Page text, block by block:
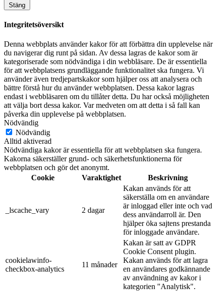
Stäng
Integritetsöversikt
Denna webbplats använder kakor för att förbättra din upplevelse när
du navigerar dig runt på sidan. Av dessa lagras de kakor som är
kategoriserade som nödvändiga i din webbläsare. De är essentiella
för att webbplatsens grundläggande funktionalitet ska fungera. Vi
använder även tredjepartskakor som hjälper oss att analysera och
bättre förstå hur du använder webbplatsen. Dessa kakor lagras
endast i webbläsaren om du tillåter detta. Du har också möjligheten
att välja bort dessa kakor. Var medveten om att detta i så fall kan
påverka din upplevelse på webbplatsen.
Nödvändig
Nödvändig
Alltid aktiverad
Nödvändiga kakor är essentiella för att webbplatsen ska fungera.
Kakorna säkerställer grund- och säkerhetsfunktionerna för
webbplatsen och gör det anonymt.
Cookie
Varaktighet Beskrivning
_lscache_vary 2 dagar
Kakan används för att
säkerställa om en användare
är inloggad eller inte och vad
dess användarroll är. Den
hjälper öka sajtens prestanda
för inloggade användare.
cookielawinfo-
checkbox-analytics
11 månader
Kakan är satt av GDPR
Cookie Consent plugin.
Kakan används för att lagra
en användares godkännande
av användning av kakor i
kategorien "Analytisk".